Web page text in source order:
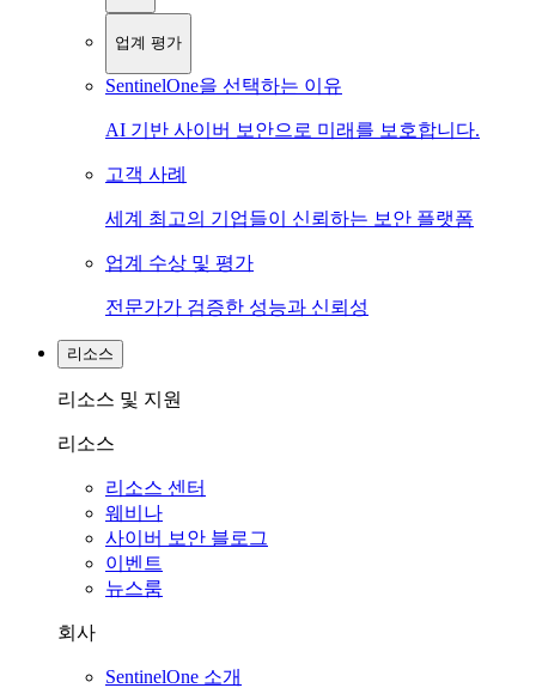
업계 평가
SentinelOne을 선택하는 이유
AI 기반 사이버 보안으로 미래를 보호합니다.
고객 사례
세계 최고의 기업들이 신뢰하는 보안 플랫폼
업계 수상 및 평가
전문가가 검증한 성능과 신뢰성
리소스
리소스 및 지원
리소스
리소스 센터
웨비나
사이버 보안 블로그
이벤트
뉴스룸
회사
SentinelOne 소개